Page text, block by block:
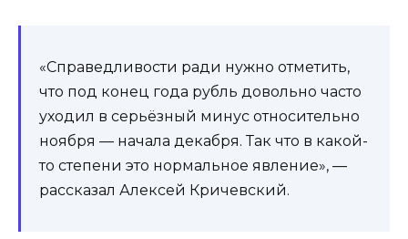
«Справедливости ради нужно отметить,
что под конец года рубль довольно часто
уходил в серьёзный минус относительно
ноября — начала декабря. Так что в какой-
то степени это нормальное явление», —
рассказал Алексей Кричевский.